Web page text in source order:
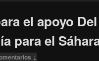
el apoyo Del
para el
↓